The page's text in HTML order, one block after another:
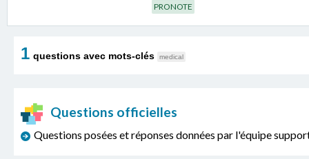
PRONOTE
1 questions avec mots-clés medical
Questions officielles
Questions posées et réponses données par l'équipe